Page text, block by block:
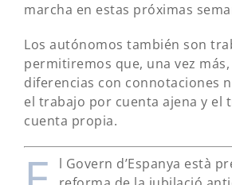
marcha en estas próximas
Los autónomos también son
permitiremos que, una vez
diferencias con connotaciones
el trabajo por cuenta ajena y el
cuenta propia.
l Govern d’Espanya està